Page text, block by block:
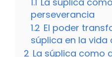
perseverancia
1.2 El poder
súplica en la vida
2 La súplica como